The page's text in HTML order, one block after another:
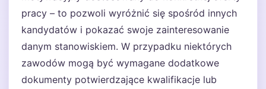
pracy – to pozwoli wyróżnić się spośród innych
kandydatów i pokazać swoje zainteresowanie
danym stanowiskiem. W przypadku niektórych
zawodów mogą być wymagane dodatkowe
dokumenty potwierdzające kwalifikacje lub